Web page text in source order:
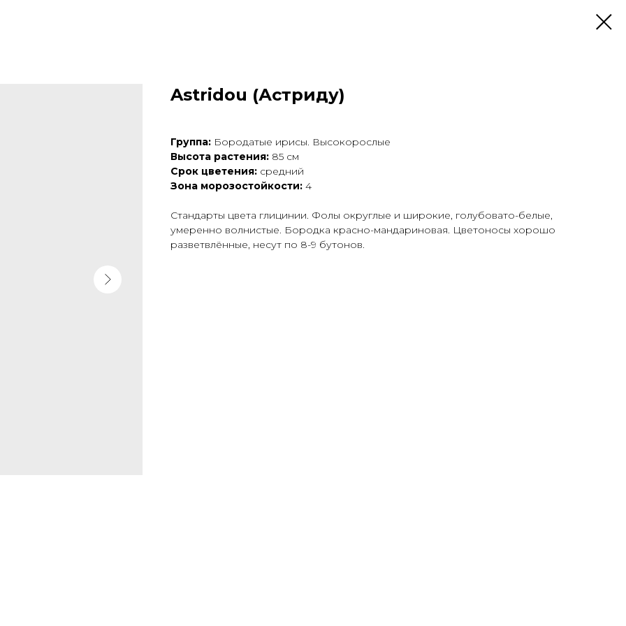
Astridou (Астриду)
Группа: Бородатые ирисы. Высокорослые
Высота растения: 85 см
Срок цветения: средний
Зона морозостойкости: 4
Стандарты цвета глицинии. Фолы округлые и широкие, голубовато-белые,
умеренно волнистые. Бородка красно-мандариновая. Цветоносы хорошо
разветвлённые, несут по 8-9 бутонов.